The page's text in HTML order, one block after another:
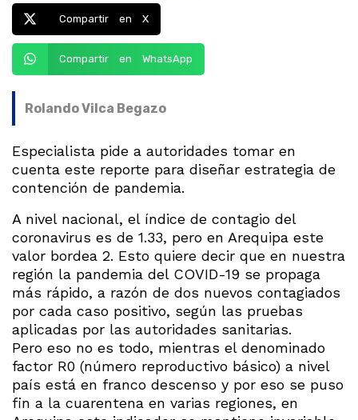
Compartir en X
Compartir en WhatsApp
Rolando Vilca Begazo
Especialista pide a autoridades tomar en
cuenta este reporte para diseñar estrategia de
contención de pandemia.
A nivel nacional, el índice de contagio del
coronavirus es de 1.33, pero en Arequipa este
valor bordea 2. Esto quiere decir que en nuestra
región la pandemia del COVID-19 se propaga
más rápido, a razón de dos nuevos contagiados
por cada caso positivo, según las pruebas
aplicadas por las autoridades sanitarias.
Pero eso no es todo, mientras el denominado
factor R0 (número reproductivo básico) a nivel
país está en franco descenso y por eso se puso
fin a la cuarentena en varias regiones, en